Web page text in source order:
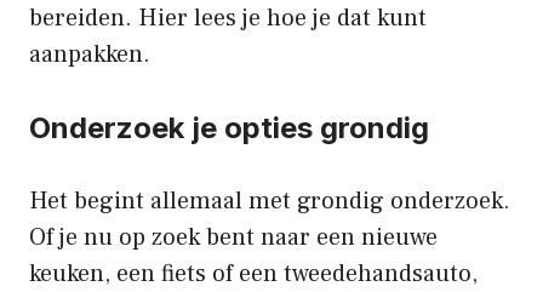
bereiden. Hier lees je hoe je dat kunt
aanpakken.
Onderzoek je opties grondig
Het begint allemaal met grondig onderzoek.
Of je nu op zoek bent naar een nieuwe
keuken, een fiets of een tweedehandsauto,